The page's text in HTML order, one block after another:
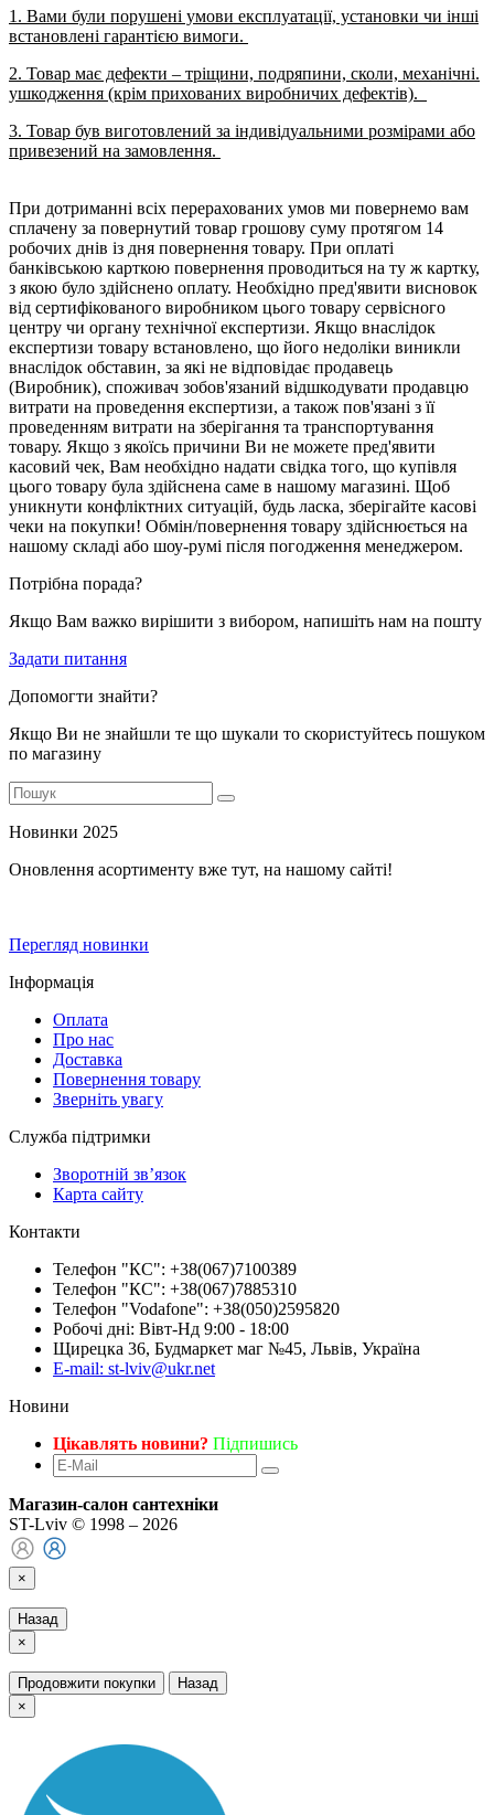
1. Вами були порушені умови експлуатації, установки чи інші
встановлені гарантією вимоги.
2. Товар має дефекти – тріщини, подряпини, сколи, механічні.
ушкодження (крім прихованих виробничих дефектів).
3. Товар був виготовлений за індивідуальними розмірами або
привезений на замовлення.
При дотриманні всіх перерахованих умов ми повернемо вам
сплачену за повернутий товар грошову суму протягом 14
робочих днів із дня повернення товару. При оплаті
банківською карткою повернення проводиться на ту ж картку,
з якою було здійснено оплату. Необхідно пред'явити висновок
від сертифікованого виробником цього товару сервісного
центру чи органу технічної експертизи. Якщо внаслідок
експертизи товару встановлено, що його недоліки виникли
внаслідок обставин, за які не відповідає продавець
(Виробник), споживач зобов'язаний відшкодувати продавцю
витрати на проведення експертизи, а також пов'язані з її
проведенням витрати на зберігання та транспортування
товару. Якщо з якоїсь причини Ви не можете пред'явити
касовий чек, Вам необхідно надати свідка того, що купівля
цього товару була здійснена саме в нашому магазині. Щоб
уникнути конфліктних ситуацій, будь ласка, зберігайте касові
чеки на покупки! Обмін/повернення товару здійснюється на
нашому складі або шоу-румі після погодження менеджером.
Потрібна порада?
Якщо Вам важко вирішити з вибором, напишіть нам на пошту
Задати питання
Допомогти знайти?
Якщо Ви не знайшли те що шукали то скористуйтесь пошуком
по магазину
Новинки 2025
Оновлення асортименту вже тут, на нашому сайті!
Перегляд новинки
Інформація
Оплата
Про нас
Доставка
Повернення товару
Зверніть увагу
Служба підтримки
Зворотній зв’язок
Карта сайту
Контакти
Телефон "КС": +38(067)7100389
Телефон "КС": +38(067)7885310
Телефон "Vodafone": +38(050)2595820
Робочі дні: Вівт-Нд 9:00 - 18:00
Щирецка 36, Будмаркет маг №45, Львів, Україна
E-mail: st-lviv@ukr.net
Новини
Цікавлять новини? Підпишись
Магазин-салон сантехніки
ST-Lviv © 1998 – 2026
×
Назад
×
Продовжити покупки
Назад
×